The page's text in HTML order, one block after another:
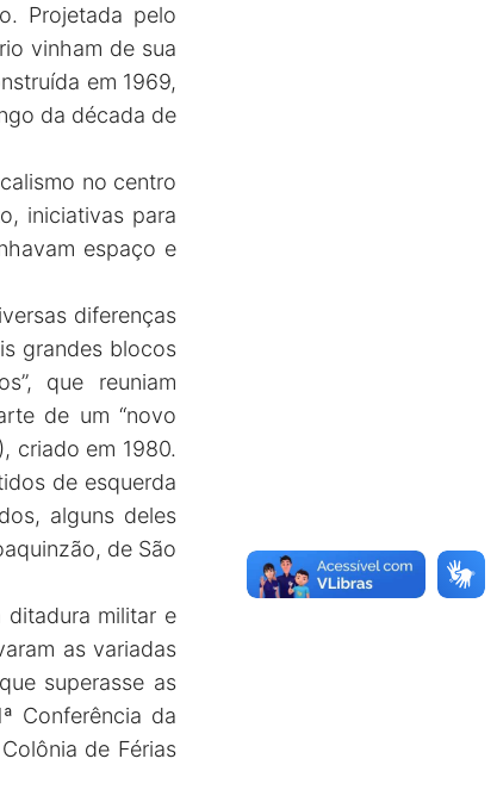
Projetada pelo
vinham de sua
em 1969,
da década de
no centro
iniciativas para
espaço e
diferenças
grandes blocos
que reuniam
de um “novo
criado em 1980.
de esquerda
alguns deles
de São
militar e
as variadas
superasse as
Conferência da
de Férias